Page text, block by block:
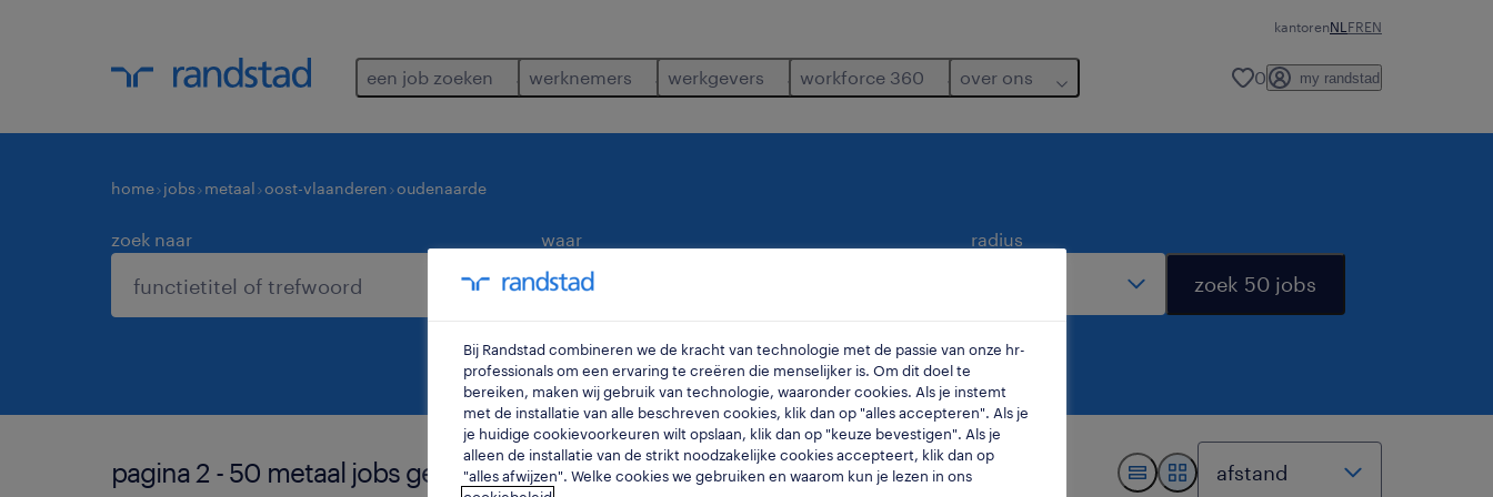
kantorenNL FREN
een job zoeken werknemers werkgevers workforce 360 over ons 0 my randstad
home jobs metaal oost-vlaanderen oudenaarde
zoek naar waar radius
zoek 50 jobs
pagina 2 - 50 metaal jobs gevonden in oudenaarde.
Bij Randstad combineren we de kracht van technologie met de passie van onze hr-
professionals om een ervaring te creëren die menselijker is. Om dit doel te
bereiken, maken wij gebruik van technologie, waaronder cookies. Als je instemt
met de installatie van alle beschreven cookies, klik dan op "alles accepteren". Als je
je huidige cookievoorkeuren wilt opslaan, klik dan op "keuze bevestigen". Als je
alleen de installatie van de strikt noodzakelijke cookies accepteert, klik dan op
"alles afwijzen". Welke cookies we gebruiken en waarom kun je lezen in ons